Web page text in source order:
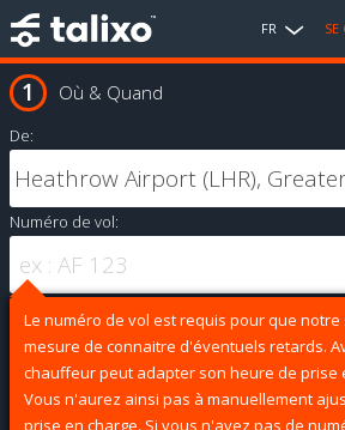
FR SE
Où & Quand
De:
Numéro de vol:
Le numéro de vol est requis pour que notre
mesure de connaitre d'éventuels retards.
chauffeur peut adapter son heure de prise
Vous n'aurez ainsi pas à manuellement